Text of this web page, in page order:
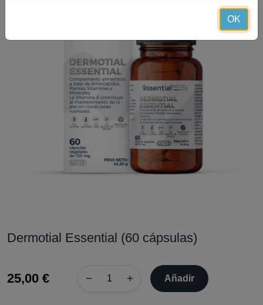
Dermotial Essential (60 cápsulas)
25,00 € − + Añadir
OK